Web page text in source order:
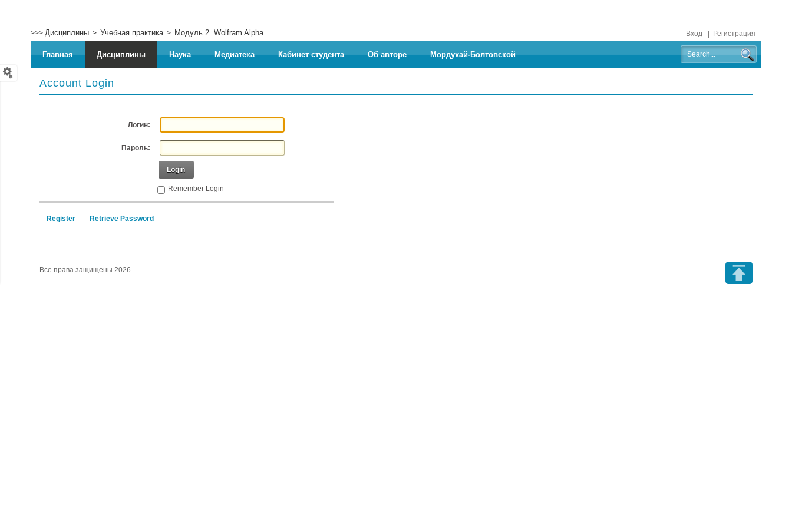
Вход Регистрация
>>> Дисциплины > Учебная практика> Модуль 2. Wolfram Alpha
Главная Дисциплины Наука Медиатека Кабинет студента Об авторе Мордухай-Болтовской
Account Login
Логин:
Пароль:
Login
Remember Login
Register Retrieve Password
Все права защищены 2026